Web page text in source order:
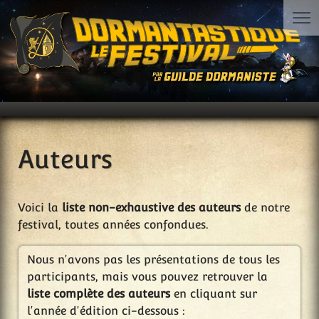
Auteurs
Voici la liste non-exhaustive des auteursde notre
festival, toutes années confondues.
Nous n'avons pas les présentations de tous les
participants, mais vous pouvez retrouver la
liste complète des auteursen cliquant sur
l'année d'édition ci-dessous :